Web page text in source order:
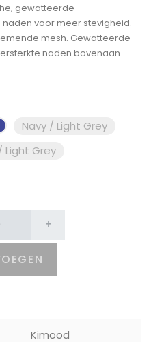
gewatteerde
voor meer stevigheid.
mesh. Gewatteerde
naden bovenaan.
Navy / Light Grey
Light Grey
+
Kimood